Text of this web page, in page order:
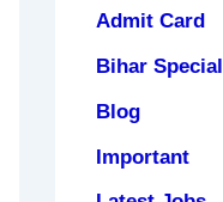
Admit Card
Bihar Special
Blog
Important